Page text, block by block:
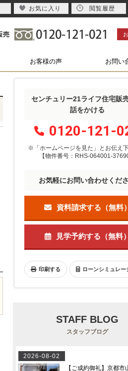
お客様の声 お問い
センチュリー21ライフ住宅販
話をかける
0120-121-
※「ホームページを見た」 と お伝え
【物件番号：RHS-064001-37690
お気軽にお問い合わせくだ
資料請求する（無料）
見学予約する（無料）
印刷する ローンシミュレー
STAFF BLOG
スタッフブログ
お気に入り 閲覧履歴